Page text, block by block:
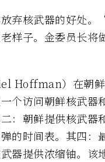
弃核武器的好处
样子。金委员长
Hoffman）在朝
个访问朝鲜核武器
：朝鲜提供核武器
的时间表。其四：
器提供浓缩铀。该